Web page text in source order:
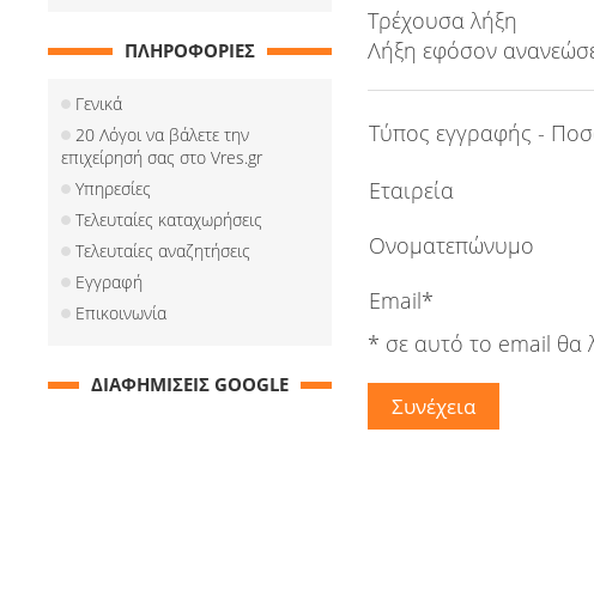
Τρέχουσα λήξη
Λήξη εφόσον
Τύπος εγγραφής -
Εταιρεία
Ονοματεπώνυμο
Email*
* σε αυτό το email θα
ΠΛΗΡΟΦΟΡΙΕΣ
Γενικά
20 Λόγοι να βάλετε την
επιχείρησή σας στο Vres.gr
Υπηρεσίες
Τελευταίες καταχωρήσεις
Τελευταίες αναζητήσεις
Εγγραφή
Επικοινωνία
ΔΙΑΦΗΜΙΣΕΙΣ GOOGLE